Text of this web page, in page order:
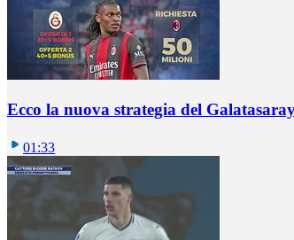
Ecco la nuova strategia del
01:33